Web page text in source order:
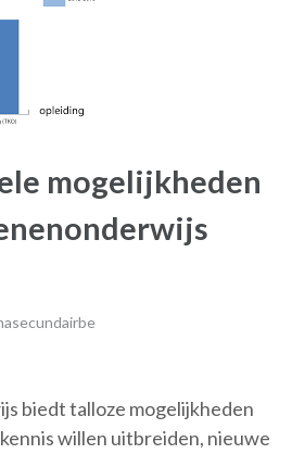
mogelijkheden
biedt talloze mogelijkheden
willen uitbreiden, nieuwe